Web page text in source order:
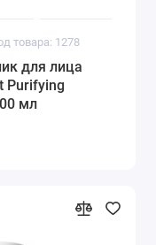
товара: 1278
для лица
Purifying
мл